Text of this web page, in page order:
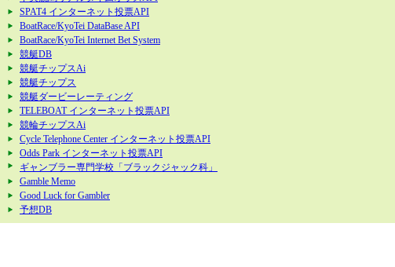
SPAT4 インターネット投票API
BoatRace/KyoTei DataBase API
BoatRace/KyoTei Internet Bet System
競艇DB
競艇チップスAi
競艇チップス
競艇ダービーレーティング
TELEBOAT インターネット投票API
競輪チップスAi
Cycle Telephone Center インターネット投票API
Odds Park インターネット投票API
ギャンブラー専門学校「ブラックジャック科」
Gamble Memo
Good Luck for Gambler
予想DB